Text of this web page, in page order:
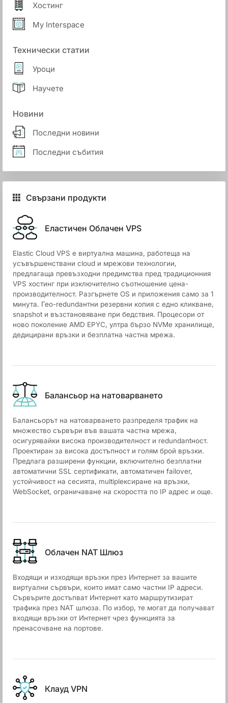
Хостинг
My Interspace
Технически статии
Уроци
Научете
Новини
Последни новини
Последни събития
Свързани продукти
Еластичен Облачен VPS
Elastic Cloud VPS е виртуална машина, работеща на
усъвършенствани cloud и мрежови технологии,
предлагаща превъзходни предимства пред традиционния
VPS хостинг при изключително съотношение цена-
производителност. Разгърнете OS и приложения само за 1
минута. Гео-redundантни резервни копия с едно кликване,
snapshot и възстановяване при бедствия. Процесори от
ново поколение AMD EPYC, ултра бързо NVMe хранилище,
дедицирани връзки и безплатна частна мрежа.
Балансьор на натоварването
Балансьорът на натоварването разпределя трафик на
множество сървъри във вашата частна мрежа,
осигурявайки висока производителност и redundantност.
Проектиран за висока достъпност и голям брой връзки.
Предлага разширени функции, включително безплатни
автоматични SSL сертификати, автоматичен failover,
устойчивост на сесията, multiplексиране на връзки,
WebSocket, ограничаване на скоростта по IP адрес и още.
Облачен NАТ Шлюз
Входящи и изходящи връзки през Интернет за вашите
виртуални сървъри, които имат само частни IP адреси.
Сървърите достъпват Интернет като маршрутизират
трафика през NAT шлюза. По избор, те могат да получават
входящи връзки от Интернет чрез функцията за
пренасочване на портове.
Клауд VPN